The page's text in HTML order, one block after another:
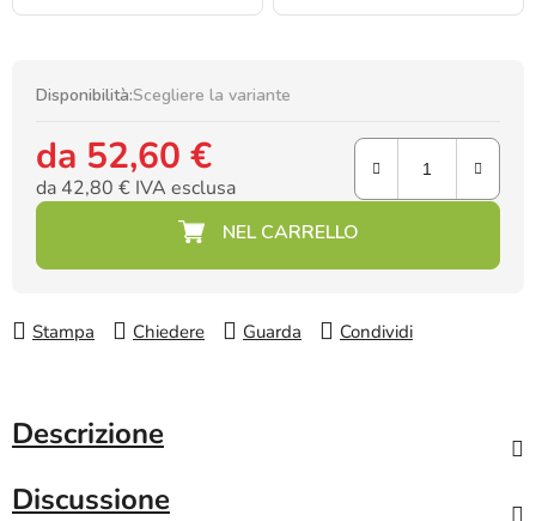
Disponibilità:Scegliere la variante
da 52,60 €
da 42,80 € IVA esclusa
Prezzo della misura:
Stampa Chiedere Guarda Condividi
Descrizione
Discussione